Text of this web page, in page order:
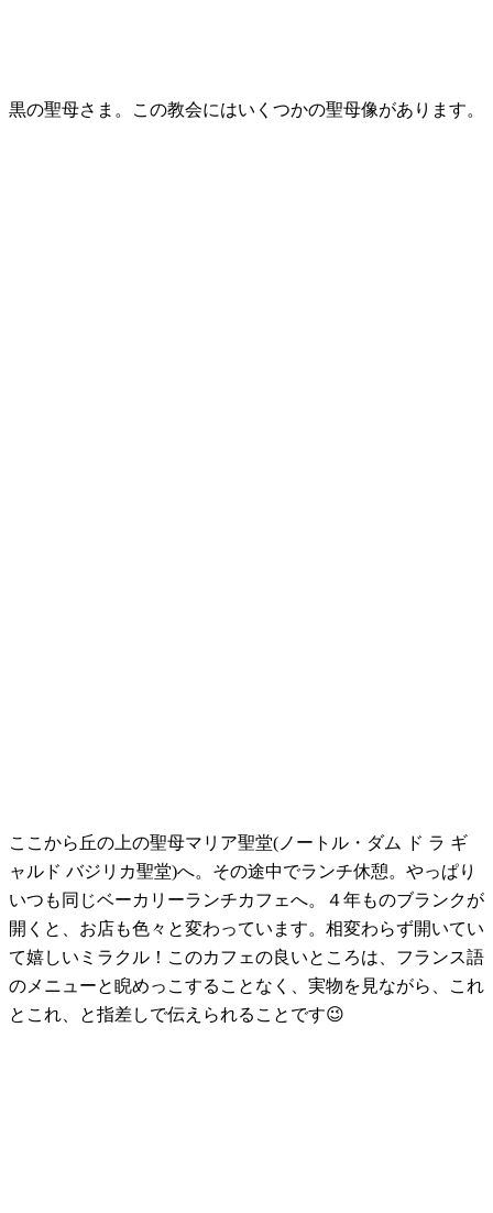
黒の聖母さま。この教会にはいくつかの聖母像があります。
ここから丘の上の聖母マリア聖堂(ノートル・ダム ド ラ ギ
ャルド バジリカ聖堂)へ。その途中でランチ休憩。やっぱり
いつも同じベーカリーランチカフェへ。４年ものブランクが
開くと、お店も色々と変わっています。相変わらず開いてい
て嬉しいミラクル！このカフェの良いところは、フランス語
のメニューと睨めっこすることなく、実物を見ながら、これ
とこれ、と指差しで伝えられることです😉